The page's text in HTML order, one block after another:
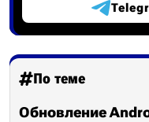
По теме
Обновление